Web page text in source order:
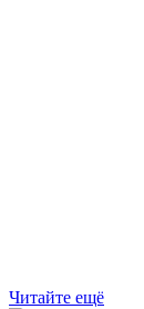
Читайте ещё